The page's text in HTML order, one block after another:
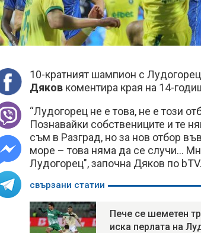
10-кратният шампион с
Дяков коментира края на 14-
“Лудогорец не е това, не е този
Познавайки собствениците и те
съм в Разград, но за нов отбор
море – това няма да се случи…
Лудогорец", започна Дяков по bTV.
свързани статии
Пече се шеметен
иска перлата на